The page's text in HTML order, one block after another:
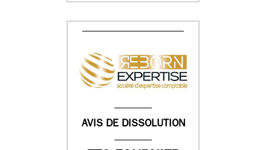
AVIS DE DISSOLUTION